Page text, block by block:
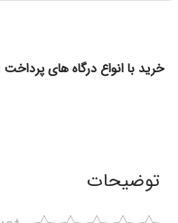
خرید با انواع درگاه های پرداخت
توضیحات